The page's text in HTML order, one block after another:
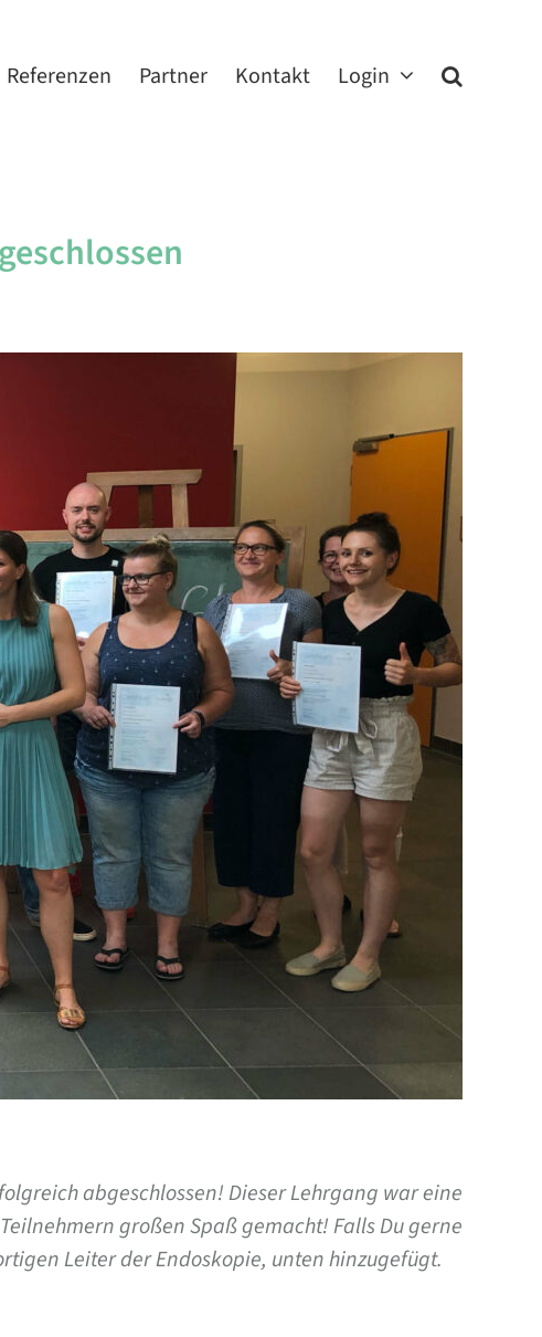
Referenzen Partner Kontakt Login
abgeschlossen! Dieser Lehrgang war eine
großen Spaß gemacht! Falls Du gerne
Leiter der Endoskopie, unten hinzugefügt.